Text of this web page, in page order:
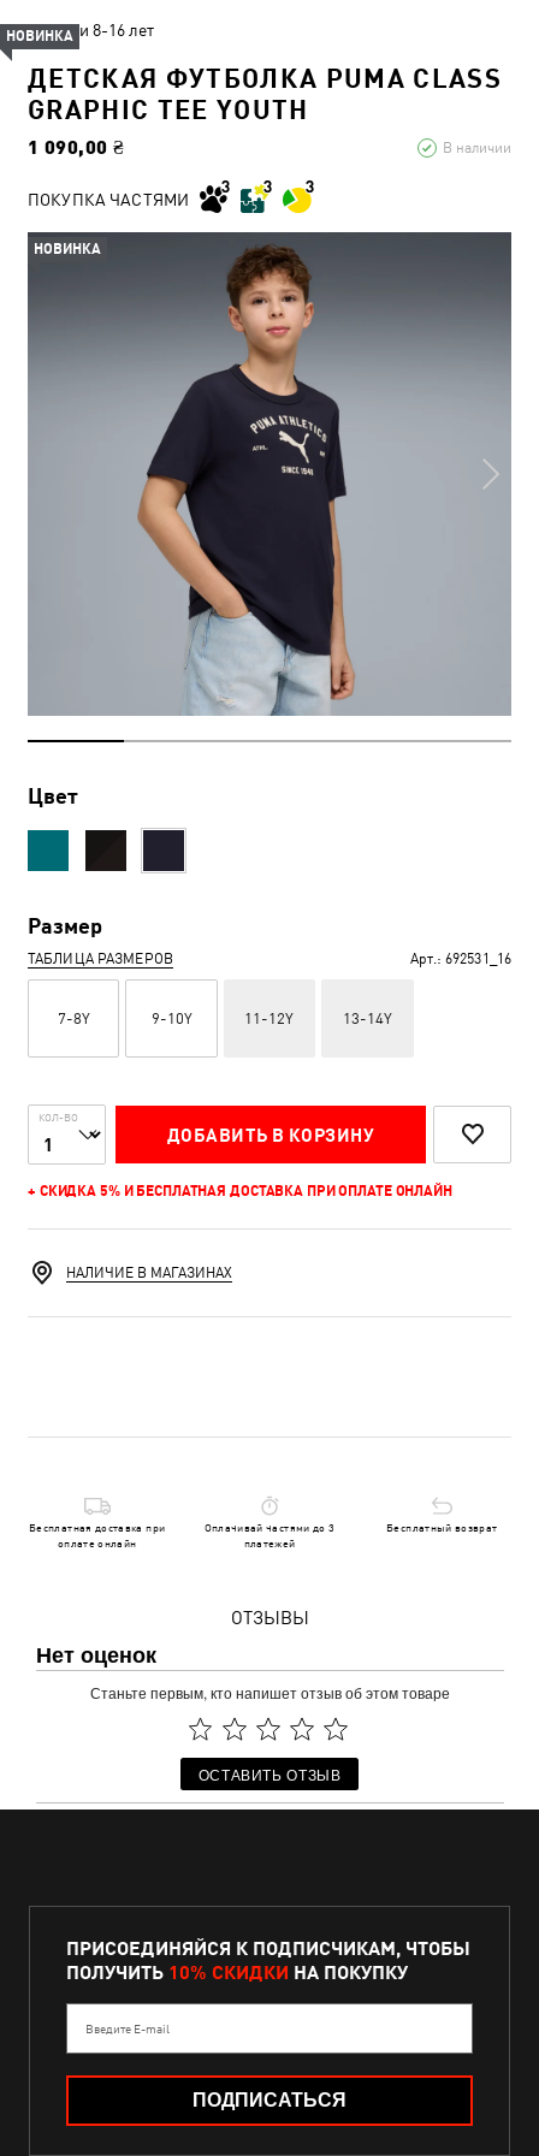
Дети 8-16 лет
ДЕТСКАЯ ФУТБОЛКА PUMA CLASS
GRAPHIC TEE YOUTH
1 090,00 ₴ В наличии
НОВИНКА
ПОКУПКА ЧАСТЯМИ
Цвет
Размер
ТАБЛИЦА РАЗМЕРОВ Арт.: 692531_16
7-8Y 9-10Y 11-12Y 13-14Y
КОЛ-ВО
ДОБАВИТЬ В КОРЗИНУ
+ СКИДКА 5% И БЕСПЛАТНАЯ ДОСТАВКА ПРИ ОПЛАТЕ ОНЛАЙН
НОВИНКА
НАЛИЧИЕ В МАГАЗИНАХ
Бесплатная доставка при
оплате онлайн
Оплачивай частями до 3
платежей
Бесплатный возврат
ОТЗЫВЫ
Нет оценок
Станьте первым, кто напишет отзыв об этом товаре
ОСТАВИТЬ ОТЗЫВ
ПРИСОЕДИНЯЙСЯ К ПОДПИСЧИКАМ, ЧТОБЫ
ПОЛУЧИТЬ 10% СКИДКИ НА ПОКУПКУ
Введите E-mail
ПОДПИСАТЬСЯ